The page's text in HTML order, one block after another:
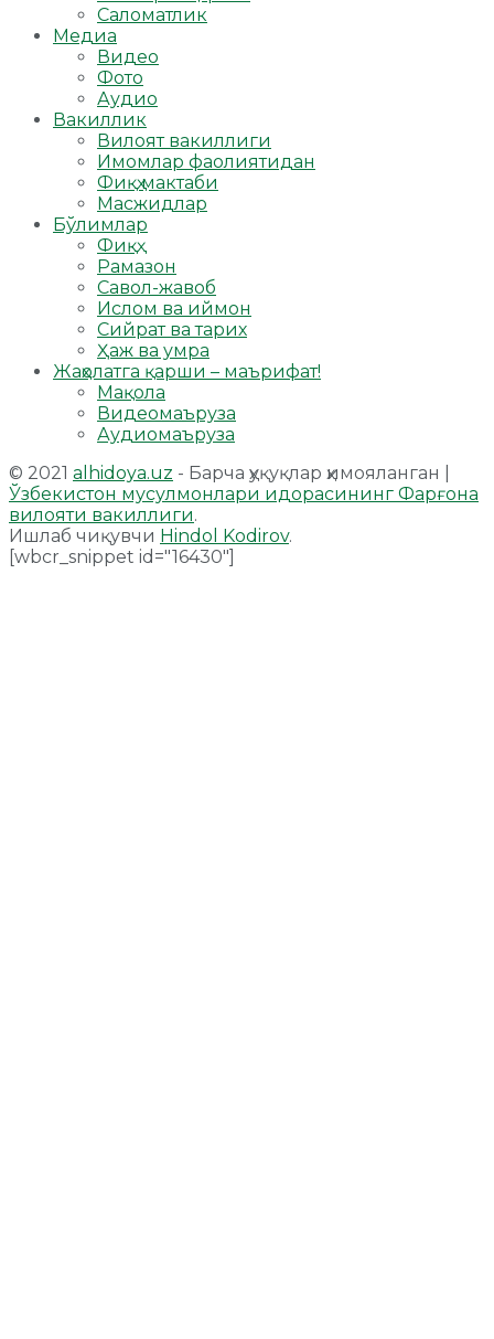
Саломатлик
Медиа
Видео
Фото
Аудио
Вакиллик
Вилоят вакиллиги
Имомлар фаолиятидан
Фиқҳ мактаби
Масжидлар
Бўлимлар
Фиқҳ
Рамазон
Савол-жавоб
Ислом ва иймон
Сийрат ва тарих
Ҳаж ва умра
Жаҳолатга қарши – маърифат!
Мақола
Видеомаъруза
Аудиомаъруза
© 2021 alhidoya.uz - Барча ҳуқуқлар ҳимояланган |
Ўзбекистон мусулмонлари идорасининг Фарғона
вилояти вакиллиги.
Ишлаб чиқувчи Hindol Kodirov.
[wbcr_snippet id="16430"]